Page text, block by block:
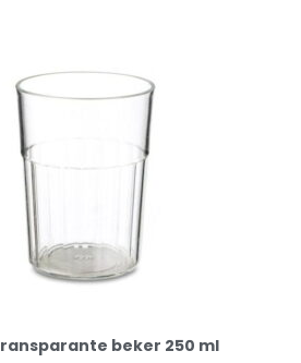
beker 250 ml